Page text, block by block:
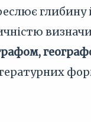
глибину